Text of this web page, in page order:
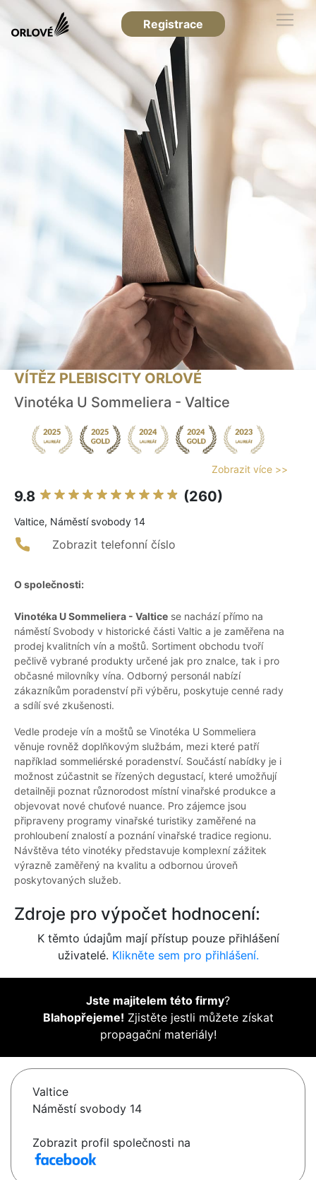
Registrace
VÍTĚZ PLEBISCITY ORLOVÉ
Vinotéka U Sommeliera - Valtice
Zobrazit více >>
9.8 (260)
Valtice, Náměstí svobody 14
Zobrazit telefonní číslo
O společnosti:
Vinotéka U Sommeliera - Valtice se nachází přímo na
náměstí Svobody v historické části Valtic a je zaměřena na
prodej kvalitních vín a moštů. Sortiment obchodu tvoří
pečlivě vybrané produkty určené jak pro znalce, tak i pro
občasné milovníky vína. Odborný personál nabízí
zákazníkům poradenství při výběru, poskytuje cenné rady
a sdílí své zkušenosti.
Vedle prodeje vín a moštů se Vinotéka U Sommeliera
věnuje rovněž doplňkovým službám, mezi které patří
například sommeliérské poradenství. Součástí nabídky je i
možnost zúčastnit se řízených degustací, které umožňují
detailněji poznat různorodost místní vinařské produkce a
objevovat nové chuťové nuance. Pro zájemce jsou
připraveny programy vinařské turistiky zaměřené na
prohloubení znalostí a poznání vinařské tradice regionu.
Návštěva této vinotéky představuje komplexní zážitek
výrazně zaměřený na kvalitu a odbornou úroveň
poskytovaných služeb.
Zdroje pro výpočet hodnocení:
K těmto údajům mají přístup pouze přihlášení
uživatelé. Klikněte sem pro přihlášení.
Jste majitelem této firmy?
Blahopřejeme! Zjistěte jestli můžete získat
propagační materiály!
Valtice
Náměstí svobody 14
Zobrazit profil společnosti na